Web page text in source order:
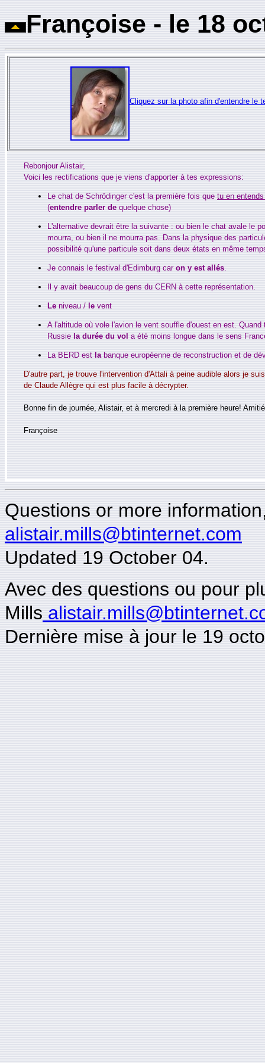
Françoise - le 18
Cliquez sur la photo afin d'entendre le
Rebonjour Alistair,
Voici les rectifications que je viens d'apporter à tes expressions:
Le chat de Schrödinger c'est la première fois que tu en
(entendre parler de quelque chose)
L'alternative devrait être la suivante : ou bien le chat avale le
mourra, ou bien il ne mourra pas. Dans la physique des
possibilité qu'une particule soit dans deux états en même
Je connais le festival d'Edimburg car on y est allés
Il y avait beaucoup de gens du CERN à cette représentation.
Le niveau / le vent
A l'altitude où vole l'avion le vent souffle d'ouest en est. Quand
Russie la durée du vol a été moins longue dans le sens
La BERD est labanque européenne de reconstruction et de
D'autre part, je trouve l'intervention d'Attali à peine audible alors je
de Claude Allègre qui est plus facile à décrypter.
Bonne fin de journée, Alistair, et à mercredi à la première heure!
Françoise
Questions or more
alistair.mills@btinternet.com
Updated 19 October 04.
Avec des questions ou pour
Mills
Dernière mise à jour le 19